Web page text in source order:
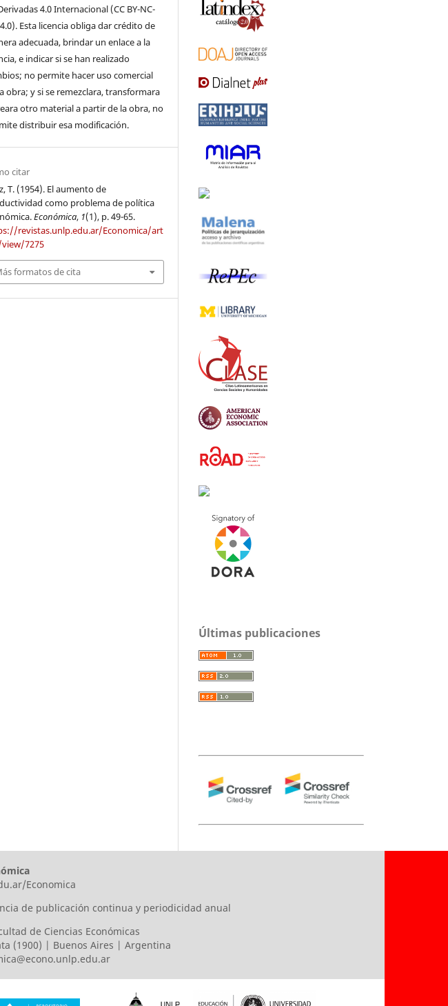
4.0 Internacional (CC BY-NC-
Esta licencia obliga dar crédito de
adecuada, brindar un enlace a la
e indicar si se han realizado
no permite hacer uso comercial
obra; y si se remezclara, transformara
otro material a partir de la obra, no
distribuir esa modificación.
citar
T. (1954). El aumento de
como problema de política
Económica, 1(1), p. 49-65.
revistas.unlp.edu.ar/Economica/art
7275
formatos de cita
Últimas publicaciones
Economica
de publicación continua y periodicidad anual
de Ciencias Económicas
(1900) | Buenos Aires | Argentina